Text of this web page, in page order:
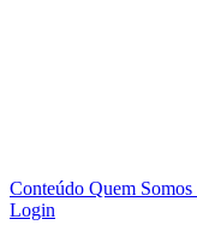
Conteúdo Quem Somos
Login